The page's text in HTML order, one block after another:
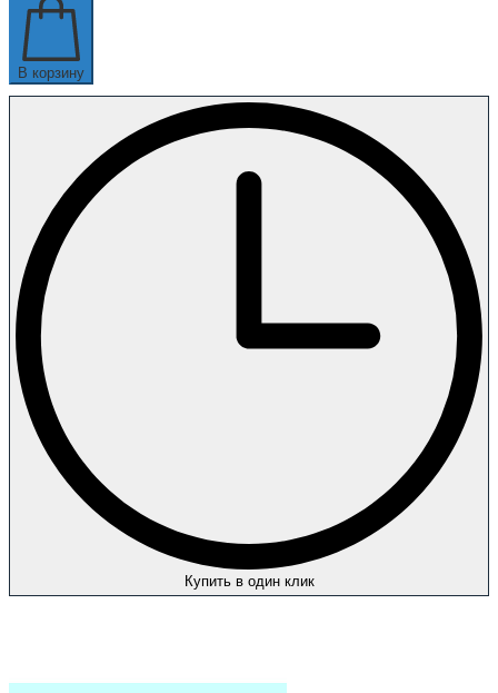
В корзину
Купить в один клик